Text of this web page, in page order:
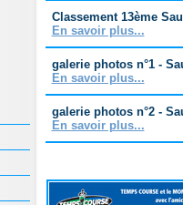
Classement 13ème
En savoir plus...
galerie photos n°1 -
En savoir plus...
galerie photos n°2 -
En savoir plus...